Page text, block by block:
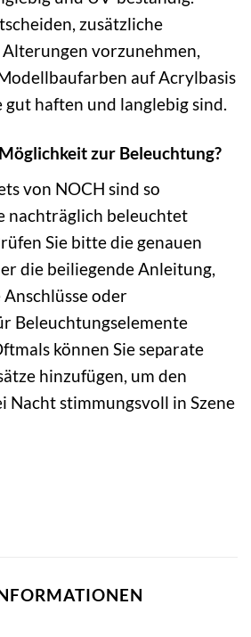
zusätzliche
vorzunehmen,
auf Acrylbasis
gut haften und langlebig sind.
zur Beleuchtung?
von NOCH sind so
nachträglich beleuchtet
Sie bitte die genauen
die beiliegende Anleitung,
oder
Beleuchtungselemente
können Sie separate
hinzufügen, um den
Nacht stimmungsvoll in Szene